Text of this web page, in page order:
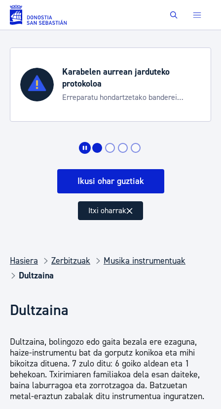
Eduki nagusira joan Buscar
Karabelen aurrean jarduteko
protokoloa
Erreparatu hondartzetako banderei
Ikusi ohar guztiak
Itxi oharrak
Hasiera Zerbitzuak
Musika instrumentuak
Dultzaina
Dultzaina
Dultzaina, bolingozo edo gaita bezala ere ezaguna,
haize-instrumentu bat da gorputz konikoa eta mihi
bikoitza dituena. 7 zulo ditu: 6 goiko aldean eta 1
behekoan. Txirimiaren familiakoa dela esan daiteke,
baina laburragoa eta zorrotzagoa da. Batzuetan
metal-eraztun zabalak ditu instrumentua inguratzen.